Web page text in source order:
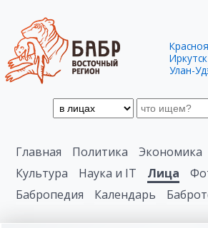
Иркутск
Улан-
Главная Политика
Экономика
Культура
Наука и IT Лица
Бабропедия
Календарь